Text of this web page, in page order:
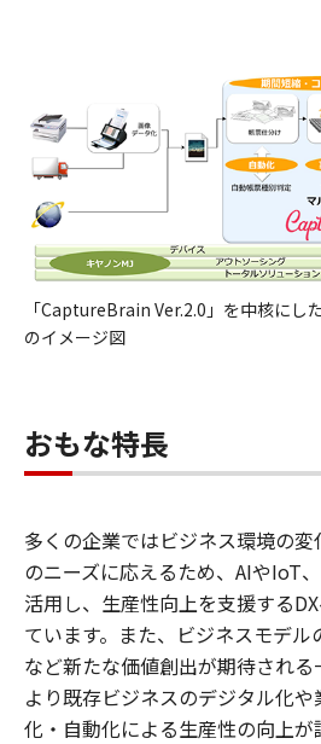
「CaptureBrain Ver.2.0」を中核にし
のイメージ図
おもな特長
多くの企業ではビジネス環境の
のニーズに応えるため、AIやIoT
活用し、生産性向上を支援する
ています。また、ビジネスモデ
など新たな価値創出が期待され
より既存ビジネスのデジタル化
化・自動化による生産性の向上が